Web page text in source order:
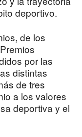
deportivo.
de los
por las
distintas
de tres
a los valores
deportiva y el